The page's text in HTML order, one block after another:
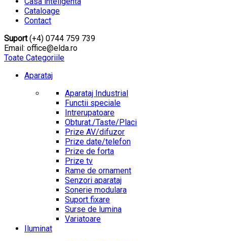
Cataloage
Contact
Suport(+4) 0744 759 739
Email: office@elda.ro
Toate Categoriile
Aparataj
Aparataj Industrial
Functii speciale
Intrerupatoare
Obturat./Taste/Placi
Prize AV/difuzor
Prize date/telefon
Prize de forta
Prize tv
Rame de ornament
Senzori aparataj
Sonerie modulara
Suport fixare
Surse de lumina
Variatoare
Iluminat